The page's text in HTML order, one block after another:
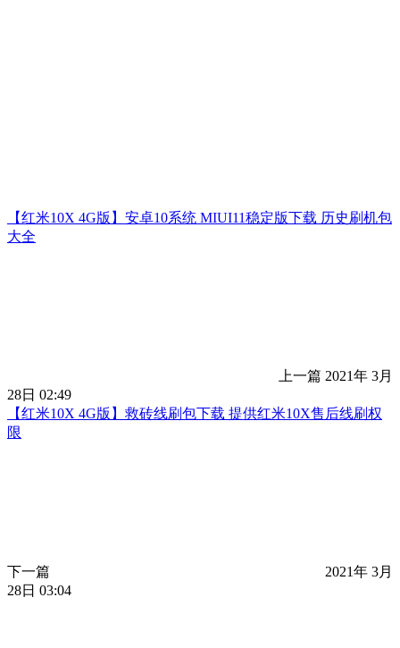
【红米10X 4G版】安卓10系统 MIUI11稳定版下载 历史刷机包
大全
上一篇 2021年 3月
28日 02:49
【红米10X 4G版】救砖线刷包下载 提供红米10X售后线刷权
限
下一篇
2021年 3月
28日 03:04